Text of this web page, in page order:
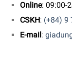
Online: 09:00-
CSKH: (+84) 9
E-mail :